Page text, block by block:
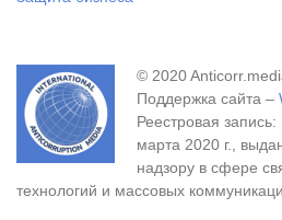
© 2020
Поддержка сайта –
Реестровая
марта 2020 г.,
надзору в сфере
технологий и массовых